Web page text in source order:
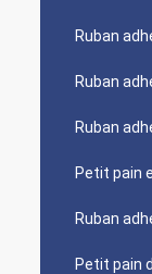
Ruban
Ruban
Ruban
Petit pain
Ruban
Petit pain